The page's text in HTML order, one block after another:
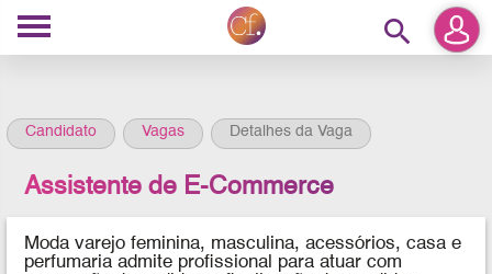
search
Candidato Vagas Detalhes da Vaga
Assistente de E-Commerce
Moda varejo feminina, masculina, acessórios, casa e
perfumaria admite profissional para atuar com